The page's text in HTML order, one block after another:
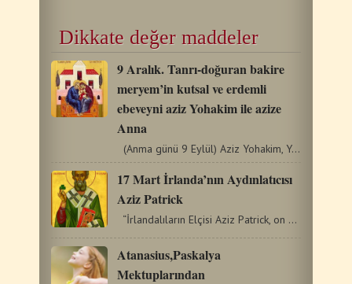
Dikkate değer maddeler
9 Aralık. Tanrı-doğuran bakire
meryem’in kutsal ve erdemli
ebeveyni aziz Yohakim ile azize
Anna
(Anma günü 9 Eylül) Aziz Yohakim, Yehuda boyundan…
17 Mart İrlanda’nın Aydınlatıcısı
Aziz Patrick
“İrlandalıların Elçisi Aziz Patrick, on altı yaşındayken…
Atanasius,Paskalya
Mektuplarından